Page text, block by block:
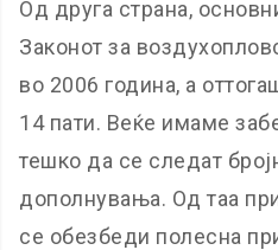
Од друга страна,
Законот за
во 2006 година, а
14 пати. Веќе имаме
тешко да се следат
дополнувања. Од таа
се обезбеди полесна